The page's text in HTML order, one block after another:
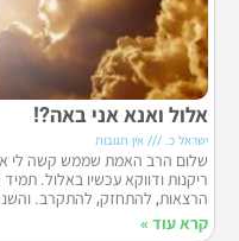
אלול ואנא אני באה?!
ישראל כ. אין תגובות
שלום הרב האמת שממש קשה לי
ריקנות ודווקא עכשיו באלול.
הרצאות, להתחזק, להתקרב.
קרא עוד »